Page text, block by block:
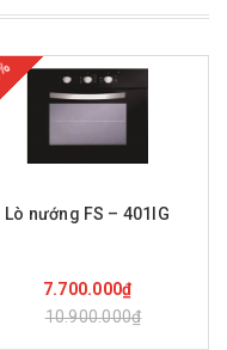
Lò nướng FS – 401IG
7.700.000₫
10.900.000₫